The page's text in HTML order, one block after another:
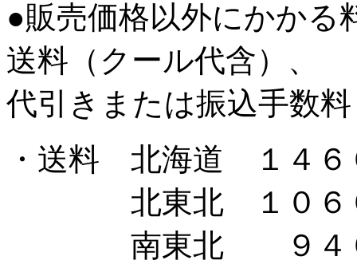
●販売価格以外にかかる
送料（クール代含）、
代引きまたは振込手数料
・送料 北海道 １４６
北東北 １０６
南東北 ９４